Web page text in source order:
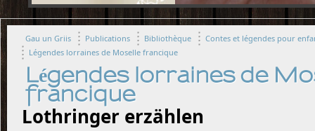
Gau un Griis Publications Bibliothèque
Contes et légendes pour
Légendes lorraines de Moselle francique
Légendes lorraines de
francique
Lothringer erzählen